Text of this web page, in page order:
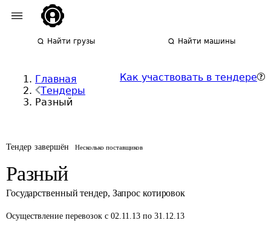
Найти грузы Найти машины
Главная
Тендеры
Разный
Как участвовать в тендере
Тендер завершён Несколько поставщиков
Разный
Государственный тендер, Запрос котировок
Осуществление перевозок с 02.11.13 по 31.12.13